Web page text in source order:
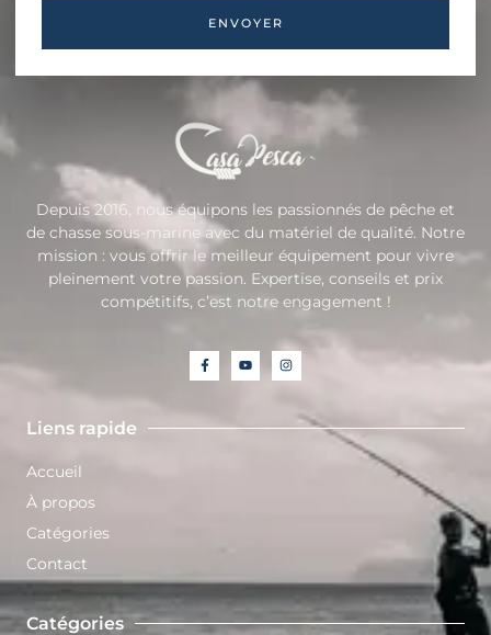
ENVOYER
Depuis 2016, nous équipons les passionnés de pêche et
de chasse sous-marine avec du matériel de qualité. Notre
mission : vous offrir le meilleur équipement pour vivre
pleinement votre passion. Expertise, conseils et prix
compétitifs, c’est notre engagement !
Liens rapide
Accueil
À propos
Catégories
Contact
Catégories